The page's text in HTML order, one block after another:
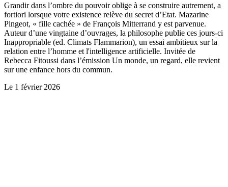
Grandir dans l’ombre du pouvoir oblige à se construire autrement, a
fortiori lorsque votre existence relève du secret d’Etat. Mazarine
Pingeot, « fille cachée » de François Mitterrand y est parvenue.
Auteur d’une vingtaine d’ouvrages, la philosophe publie ces jours-ci
Inappropriable (ed. Climats Flammarion), un essai ambitieux sur la
relation entre l’homme et l'intelligence artificielle. Invitée de
Rebecca Fitoussi dans l’émission Un monde, un regard, elle revient
sur une enfance hors du commun.
Le 1 février 2026